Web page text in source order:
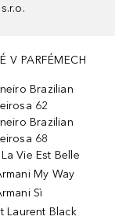
V PARFÉMECH
Brazilian
62
Brazilian
68
Vie Est Belle
My Way
Sì
Laurent Black